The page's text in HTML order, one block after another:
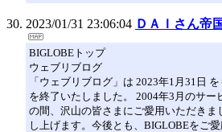
2023/01/31 23:06:04 ＤＡＩさん帝
BIGLOBEトップ
ウェブリブログ
「ウェブリブログ」は 2023年1月31日
を終了いたしました。 2004年3月のサー
の間、沢山の皆さまにご愛用いただきま
し上げます。今後とも、BIGLOBEをご